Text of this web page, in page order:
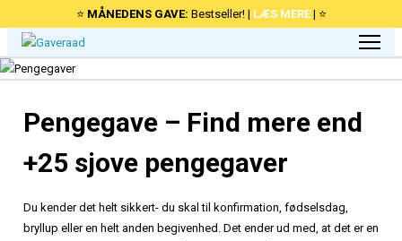
⭐ MÅNEDENS GAVE: Bestseller! | LÆS MERE| ⭐
Pengegave – Find mere end
+25 sjove pengegaver
Du kender det helt sikkert- du skal til konfirmation, fødselsdag,
bryllup eller en helt anden begivenhed. Det ender ud med, at det er en